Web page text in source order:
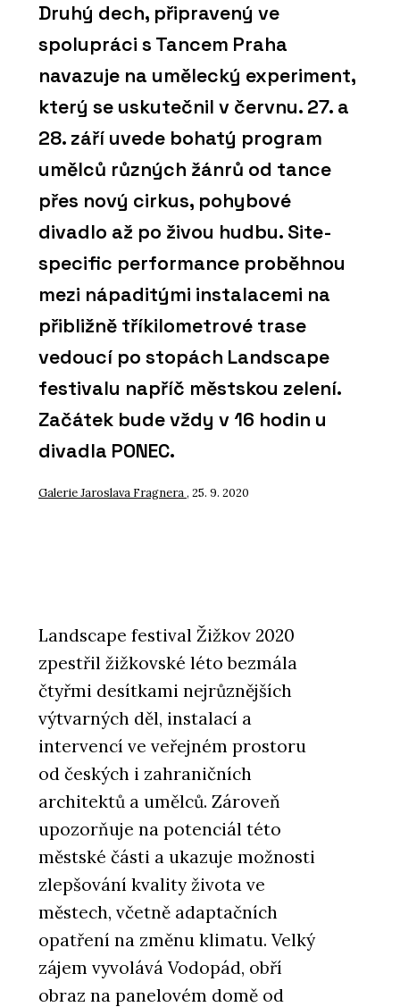
Druhý dech, připravený ve
spolupráci s Tancem Praha
navazuje na umělecký experiment,
který se uskutečnil v červnu. 27. a
28. září uvede bohatý program
umělců různých žánrů od tance
přes nový cirkus, pohybové
divadlo až po živou hudbu. Site-
specific performance proběhnou
mezi nápaditými instalacemi na
přibližně tříkilometrové trase
vedoucí po stopách Landscape
festivalu napříč městskou zelení.
Začátek bude vždy v 16 hodin u
divadla PONEC.
Galerie Jaroslava Fragnera , 25. 9. 2020
Landscape festival Žižkov 2020
zpestřil žižkovské léto bezmála
čtyřmi desítkami nejrůznějších
výtvarných děl, instalací a
intervencí ve veřejném prostoru
od českých i zahraničních
architektů a umělců. Zároveň
upozorňuje na potenciál této
městské části a ukazuje možnosti
zlepšování kvality života ve
městech, včetně adaptačních
opatření na změnu klimatu. Velký
zájem vyvolává Vodopád, obří
obraz na panelovém domě od